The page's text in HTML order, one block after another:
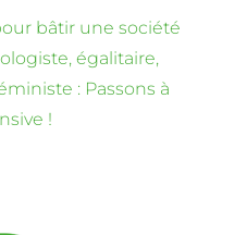
bâtir une société
égalitaire,
: Passons à
!